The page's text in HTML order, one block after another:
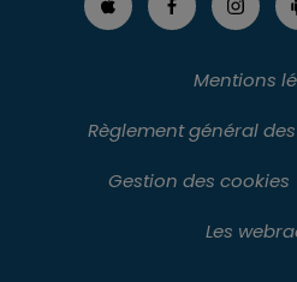
Mentions
Règlement général
Gestion des cookies
Les